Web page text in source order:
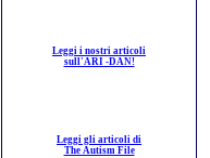
Leggi i nostri articoli
sull'ARI -DAN!
Leggi gli articoli di
The Autism File